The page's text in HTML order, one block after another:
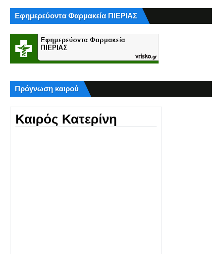
Εφημερεύοντα Φαρμακεία ΠΙΕΡΙΑΣ
Πρόγνωση καιρού
Καιρός Κατερίνη